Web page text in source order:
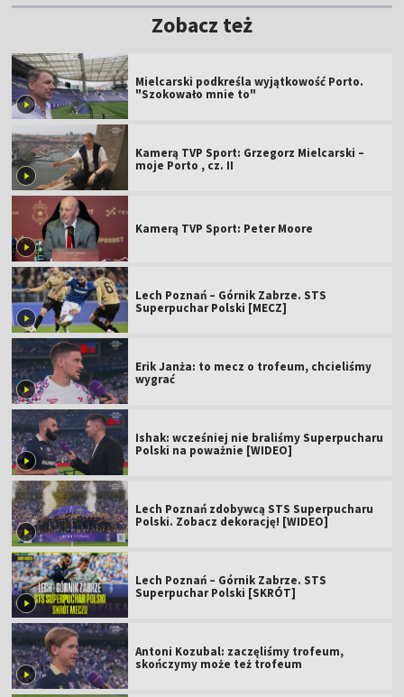
Zobacz też
Mielcarski podkreśla wyjątkowość Porto.
"Szokowało mnie to"
Kamerą TVP Sport: Grzegorz Mielcarski –
moje Porto , cz. II
Kamerą TVP Sport: Peter Moore
Lech Poznań – Górnik Zabrze. STS
Superpuchar Polski [MECZ]
Erik Janża: to mecz o trofeum, chcieliśmy
wygrać
Ishak: wcześniej nie braliśmy Superpucharu
Polski na poważnie [WIDEO]
Lech Poznań zdobywcą STS Superpucharu
Polski. Zobacz dekorację! [WIDEO]
Lech Poznań – Górnik Zabrze. STS
Superpuchar Polski [SKRÓT]
Antoni Kozubal: zaczęliśmy trofeum,
skończymy może też trofeum